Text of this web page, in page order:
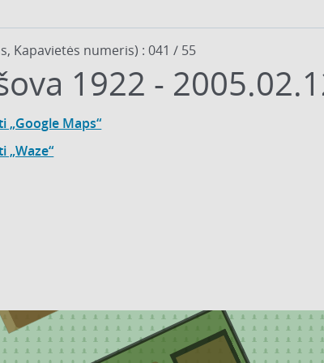
Kapavietės numeris) : 041 / 55
1922 -
„Google Maps“
„Waze“